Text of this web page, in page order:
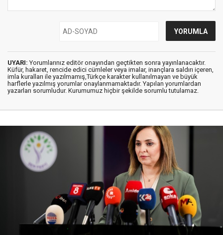
UYARI: Yorumlarınız editör onayından geçtikten sonra yayınlanacaktır.
Küfür, hakaret, rencide edici cümleler veya imalar, inançlara saldırı içeren,
imla kuralları ile yazılmamış,Türkçe karakter kullanılmayan ve büyük
harflerle yazılmış yorumlar onaylanmamaktadır. Yapılan yorumlardan
yazarları sorumludur. Kurumumuz hiçbir şekilde sorumlu tutulamaz.